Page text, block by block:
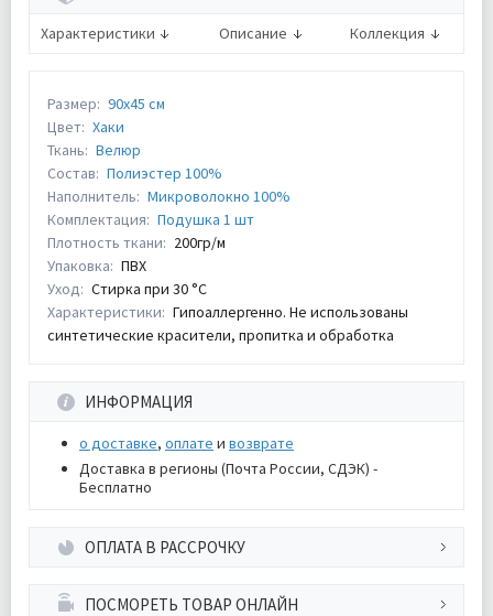
Характеристики Описание Коллекция
Размер: 90x45 см
Цвет: Хаки
Ткань: Велюр
Состав: Полиэстер 100%
Наполнитель: Микроволокно 100%
Комплектация: Подушка 1 шт
Плотность ткани: 200гр/м
Упаковка: ПВХ
Уход: Стирка при 30 °С
Характеристики: Гипоаллергенно. Не использованы
синтетические красители, пропитка и обработка
ИНФОРМАЦИЯ
о доставке, оплате и возврате
Доставка в регионы (Почта России, СДЭК) -
Бесплатно
ОПЛАТА В РАССРОЧКУ
ПОСМОРЕТЬ ТОВАР ОНЛАЙН